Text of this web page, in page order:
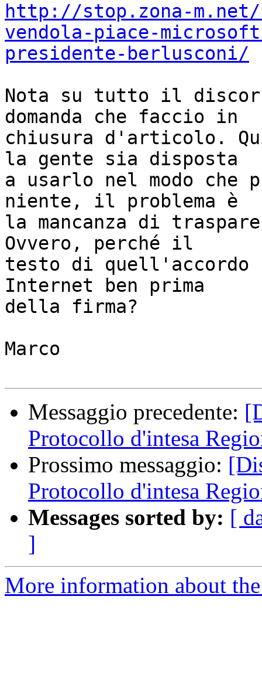
http://stop.zona-
vendola-piace-
presidente-berlusconi/
Nota su tutto il
domanda che faccio in
chiusura d'articolo.
la gente sia disposta
a usarlo nel modo che
niente, il problema è
la mancanza di
Ovvero, perché il
testo di quell'accordo
Internet ben prima
della firma?
Marco
Messaggio precedente:
Protocollo d'intesa
Prossimo messaggio:
Protocollo d'intesa
Messages sorted by: [
]
More information about